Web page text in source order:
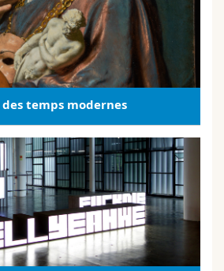
temps modernes